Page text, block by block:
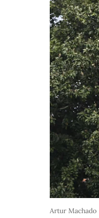
Artur Machado